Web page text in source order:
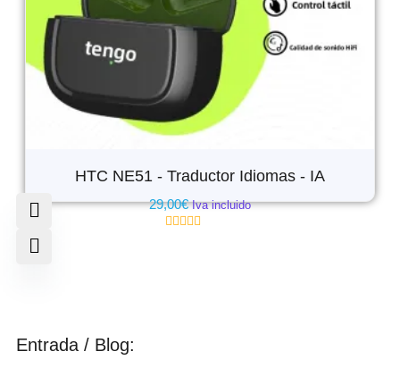
HTC NE51 - Traductor Idiomas - IA
29,00€ Iva incluido
Entrada / Blog: